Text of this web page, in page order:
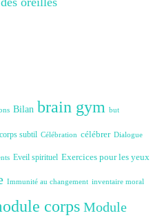
Bilan brain gym but
corps subtil Célébration célébrer Dialogue
Eveil spirituel Exercices pour les yeux
Immunité au changement inventaire moral
corps Module